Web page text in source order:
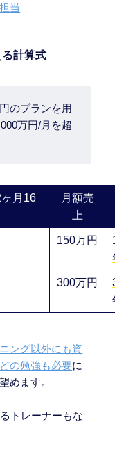
当
計算式
のプランを用
万円/月を超
月16
月額売
上
150万円
300万円
ング以外にも資
の勉強も必要に
めます。
トレーナーもな